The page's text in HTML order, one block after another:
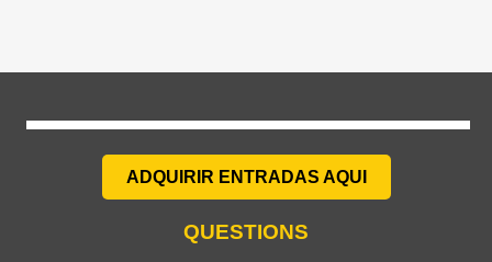
ADQUIRIR ENTRADAS AQUI
QUESTIONS